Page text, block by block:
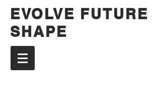
EVOLVE FUTURE
SHAPE